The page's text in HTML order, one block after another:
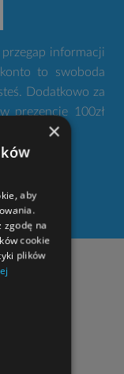
informacji
to swoboda
Dodatkowo za
prezencie 100zł
×
aby
zgodę na
cookie
plików